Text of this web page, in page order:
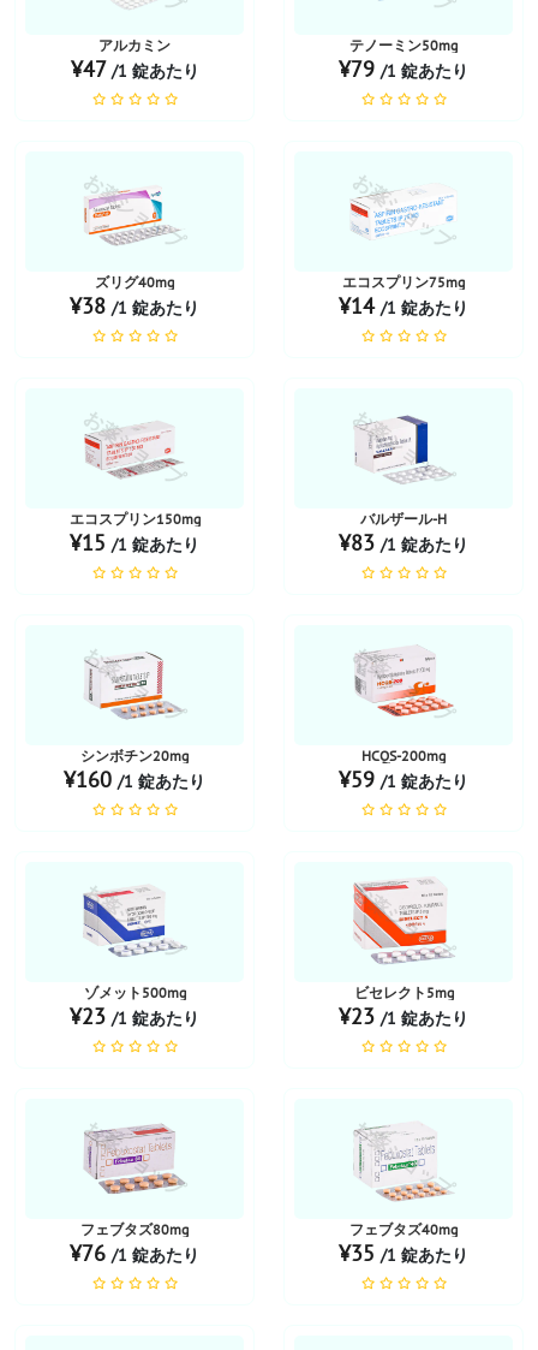
アルカミン
¥47 /1 錠あたり
テノーミン50mg
¥79 /1 錠あたり
お薬ショップ
ズリグ40mg
¥38 /1 錠あたり
お薬ショップ
エコスプリン75mg
¥14 /1 錠あたり
お薬ショップ
エコスプリン150mg
¥15 /1 錠あたり
お薬ショップ
バルザール-H
¥83 /1 錠あたり
お薬ショップ
シンボチン20mg
¥160 /1 錠あたり
お薬ショップ
HCQS-200mg
¥59 /1 錠あたり
お薬ショップ
ゾメット500mg
¥23 /1 錠あたり
お薬ショップ
ビセレクト5mg
¥23 /1 錠あたり
お薬ショップ
フェブタズ80mg
¥76 /1 錠あたり
お薬ショップ
フェブタズ40mg
¥35 /1 錠あたり